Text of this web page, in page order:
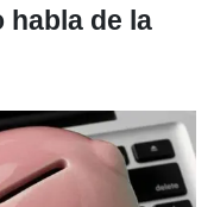
habla de la